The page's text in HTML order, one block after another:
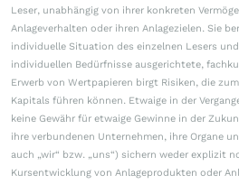
Leser, unabhängig von ihrer konkreten
Anlageverhalten oder ihren Anlagezielen. Sie
individuelle Situation des einzelnen Lesers
individuellen Bedürfnisse ausgerichtete,
Erwerb von Wertpapieren birgt Risiken, die
Kapitals führen können. Etwaige in der
keine Gewähr für etwaige Gewinne in der
ihre verbundenen Unternehmen, ihre Organe
auch „wir“ bzw. „uns“) sichern weder explizit
Kursentwicklung von Anlageprodukten oder